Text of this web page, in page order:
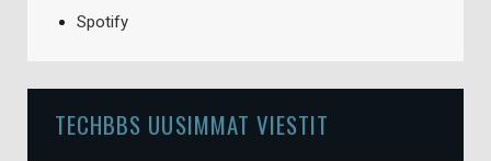
Spotify
TECHBBS UUSIMMAT VIESTIT